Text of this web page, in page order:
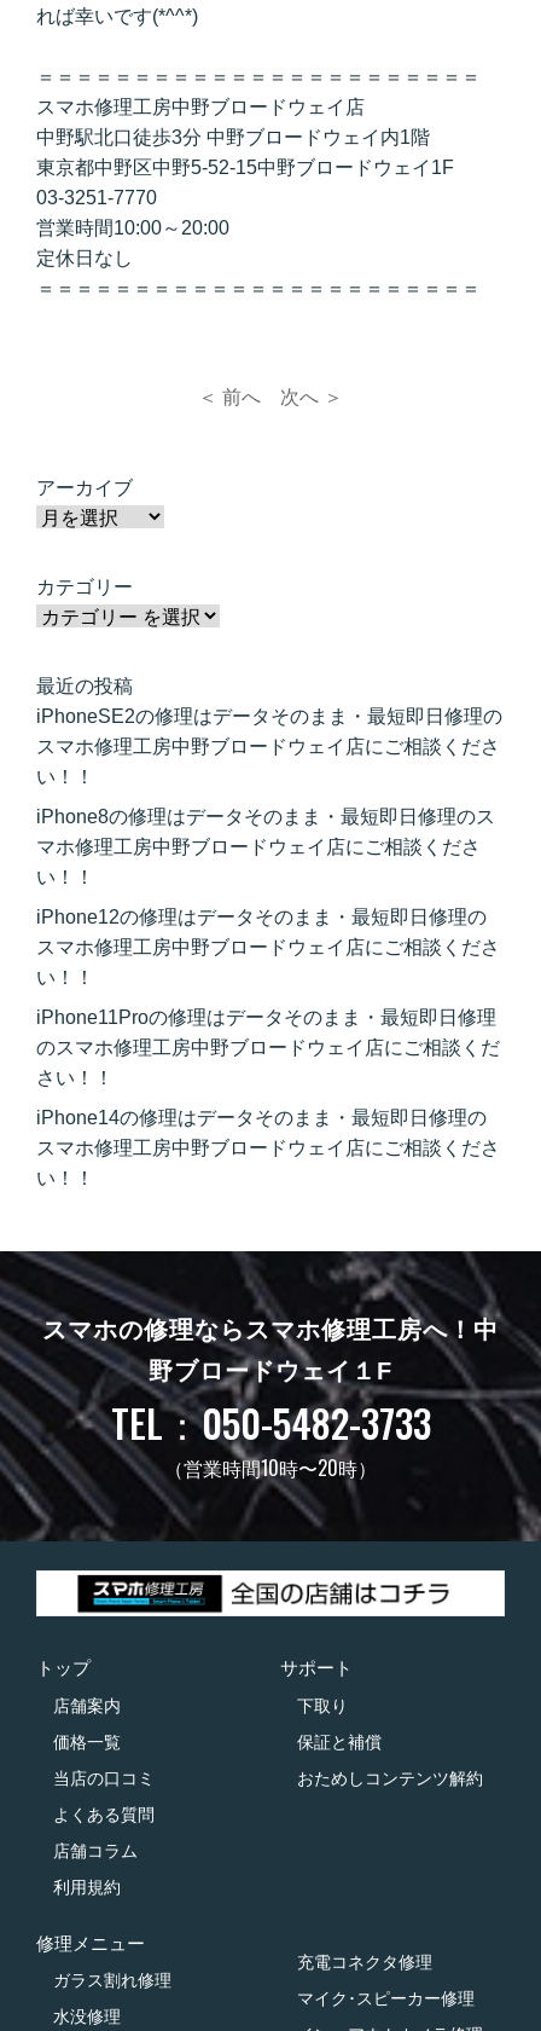
れば幸いです(*^^*)
＝＝＝＝＝＝＝＝＝＝＝＝＝＝＝＝＝＝＝＝＝＝＝
スマホ修理工房中野ブロードウェイ店
中野駅北口徒歩3分 中野ブロードウェイ内1階
東京都中野区中野5-52-15中野ブロードウェイ1F
03-3251-7770
営業時間10:00～20:00
定休日なし
＝＝＝＝＝＝＝＝＝＝＝＝＝＝＝＝＝＝＝＝＝＝＝
＜ 前へ 次へ ＞
アーカイブ
カテゴリー
最近の投稿
iPhoneSE2の修理はデータそのまま・最短即日修理の
スマホ修理工房中野ブロードウェイ店にご相談くださ
い！！
iPhone8の修理はデータそのまま・最短即日修理のス
マホ修理工房中野ブロードウェイ店にご相談くださ
い！！
iPhone12の修理はデータそのまま・最短即日修理の
スマホ修理工房中野ブロードウェイ店にご相談くださ
い！！
iPhone11Proの修理はデータそのまま・最短即日修理
のスマホ修理工房中野ブロードウェイ店にご相談くだ
さい！！
iPhone14の修理はデータそのまま・最短即日修理の
スマホ修理工房中野ブロードウェイ店にご相談くださ
い！！
スマホの修理ならスマホ修理工房へ！ 中
野ブロードウェイ１F
TEL：050-5482-3733
（営業時間10時〜20時）
トップ
店舗案内
価格一覧
当店の口コミ
よくある質問
店舗コラム
利用規約
サポート
下取り
保証と補償
おためしコンテンツ解約
修理メニュー
ガラス割れ修理
水没修理
充電コネクタ修理
マイク･スピーカー修理